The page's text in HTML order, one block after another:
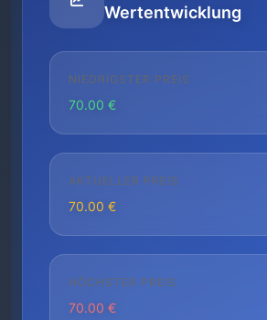
Wertentwicklung
NIEDRIGSTER PREIS
70.00 €
AKTUELLER PREIS
70.00 €
HÖCHSTER PREIS
70.00 €